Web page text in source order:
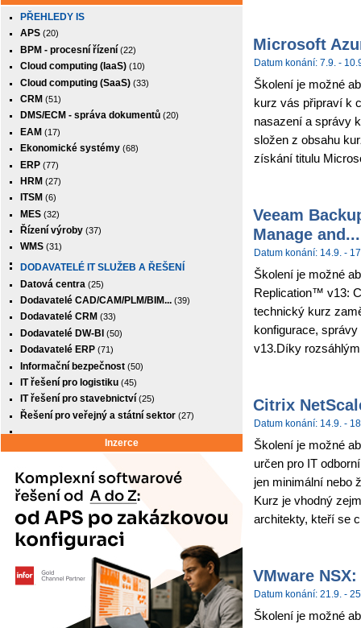
PŘEHLEDY IS
APS (20)
BPM - procesní řízení (22)
Cloud computing (IaaS) (10)
Cloud computing (SaaS) (33)
CRM (51)
DMS/ECM - správa dokumentů (20)
EAM (17)
Ekonomické systémy (68)
ERP (77)
HRM (27)
ITSM (6)
MES (32)
Řízení výroby (37)
WMS (31)
DODAVATELÉ IT SLUŽEB A ŘEŠENÍ
Datová centra (25)
Dodavatelé CAD/CAM/PLM/BIM... (39)
Dodavatelé CRM (33)
Dodavatelé DW-BI (50)
Dodavatelé ERP (71)
Informační bezpečnost (50)
IT řešení pro logistiku (45)
IT řešení pro stavebnictví (25)
Řešení pro veřejný a státní sektor (27)
Inzerce
Microsoft
Datum konání: 7.9. -
Školení je možné
kurz vás připraví k
nasazení a správy
složen z obsahu
získání titulu
Veeam
Manage and...
Datum konání: 14.9. -
Školení je možné
Replication™ v13:
technický kurz
konfigurace,
v13.Díky
Citrix
Datum konání: 14.9. -
Školení je možné
určen pro IT
jen minimální nebo
Kurz je vhodný
architekty, kteří se
VMware
Datum konání: 21.9. -
Školení je možné